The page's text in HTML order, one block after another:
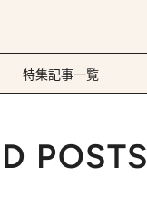
特集記事一覧
POSTS